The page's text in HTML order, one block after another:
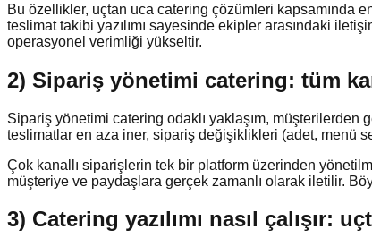
Bu özellikler, uçtan uca catering çözümleri kapsamında
teslimat takibi yazılımı sayesinde ekipler arasındaki
operasyonel verimliği yükseltir.
2) Sipariş yönetimi catering: tüm
Sipariş yönetimi catering odaklı yaklaşım,
teslimatlar en aza iner, sipariş değişiklikleri (adet, menü
Çok kanallı siparişlerin tek bir platform üzerinden
müşteriye ve paydaşlara gerçek zamanlı olarak iletilir.
3) Catering yazılımı nasıl çalışır: